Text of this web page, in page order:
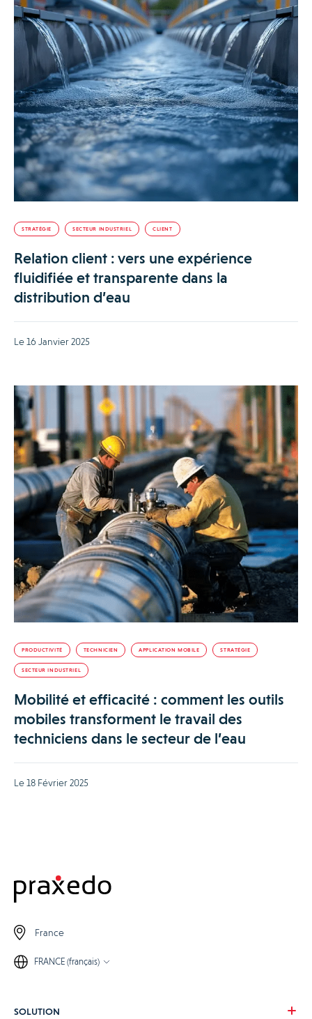
STRATÉGIE SECTEUR INDUSTRIEL CLIENT
Relation client : vers une expérience
fluidifiée et transparente dans la
distribution d’eau
Le 16 Janvier 2025
PRODUCTIVITÉ TECHNICIEN APPLICATION MOBILE STRATÉGIE
SECTEUR INDUSTRIEL
Mobilité et efficacité : comment les outils
mobiles transforment le travail des
techniciens dans le secteur de l’eau
Le 18 Février 2025
France
FRANCE (français)
SOLUTION